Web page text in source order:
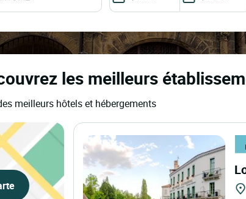
les meilleurs
meilleurs hôtels et hébergements